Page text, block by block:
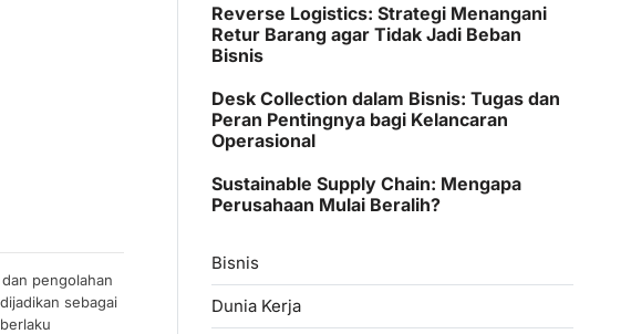
pengolahan
sebagai
Reverse Logistics: Strategi Menangani
Retur Barang agar Tidak Jadi Beban
Bisnis
Desk Collection dalam Bisnis: Tugas dan
Peran Pentingnya bagi Kelancaran
Operasional
Sustainable Supply Chain: Mengapa
Perusahaan Mulai Beralih?
Bisnis
Dunia Kerja